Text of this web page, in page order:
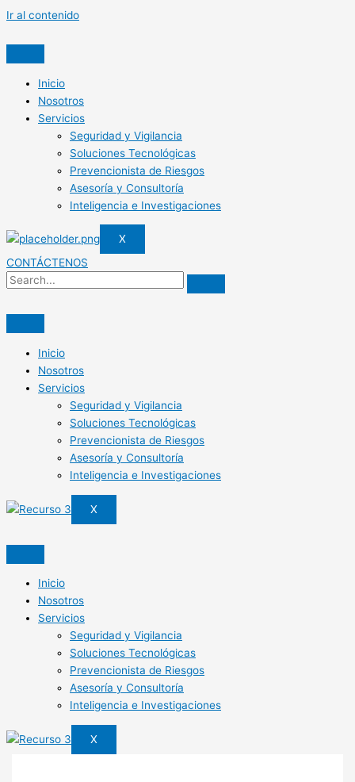
Ir al contenido
Inicio
Nosotros
Servicios
Seguridad y Vigilancia
Soluciones Tecnológicas
Prevencionista de Riesgos
Asesoría y Consultoría
Inteligencia e Investigaciones
X
CONTÁCTENOS
Inicio
Nosotros
Servicios
Seguridad y Vigilancia
Soluciones Tecnológicas
Prevencionista de Riesgos
Asesoría y Consultoría
Inteligencia e Investigaciones
X
Inicio
Nosotros
Servicios
Seguridad y Vigilancia
Soluciones Tecnológicas
Prevencionista de Riesgos
Asesoría y Consultoría
Inteligencia e Investigaciones
X